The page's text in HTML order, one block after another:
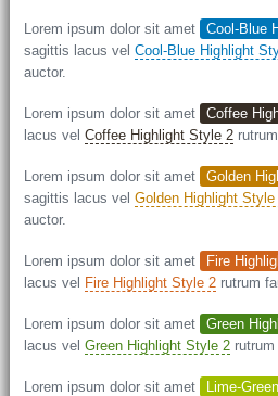
Lorem ipsum dolor sit amet Cool-Blue
sagittis lacus vel Cool-Blue Highlight
auctor.
Lorem ipsum dolor sit amet Coffee
lacus vel Coffee Highlight Style 2rutrum
Lorem ipsum dolor sit amet Golden
sagittis lacus vel Golden Highlight Style
auctor.
Lorem ipsum dolor sit amet Fire
lacus vel Fire Highlight Style 2rutrum
Lorem ipsum dolor sit amet Green
lacus vel Green Highlight Style 2rutrum
Lorem ipsum dolor sit amet Lime-